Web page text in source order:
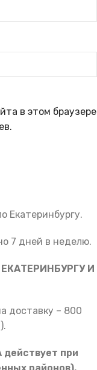
в этом браузере
Екатеринбургу.
7 дней в неделю.
И
доставку – 800
при